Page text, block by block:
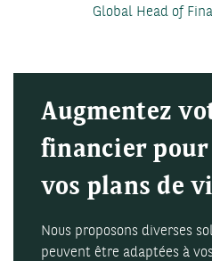
Global Head of
Augmentez
financier
vos plans de
Nous proposons diverses
peuvent être adaptées à